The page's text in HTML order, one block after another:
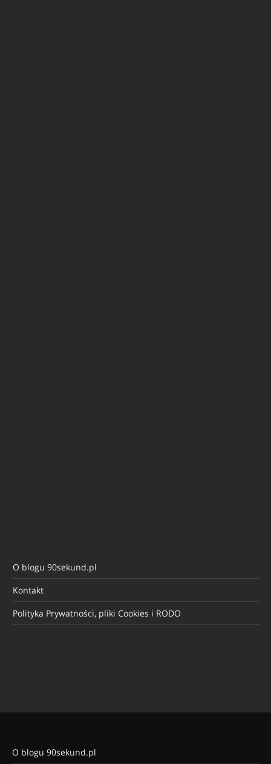
O blogu 90sekund.pl
Kontakt
Polityka Prywatności, pliki Cookies i RODO
O blogu 90sekund.pl